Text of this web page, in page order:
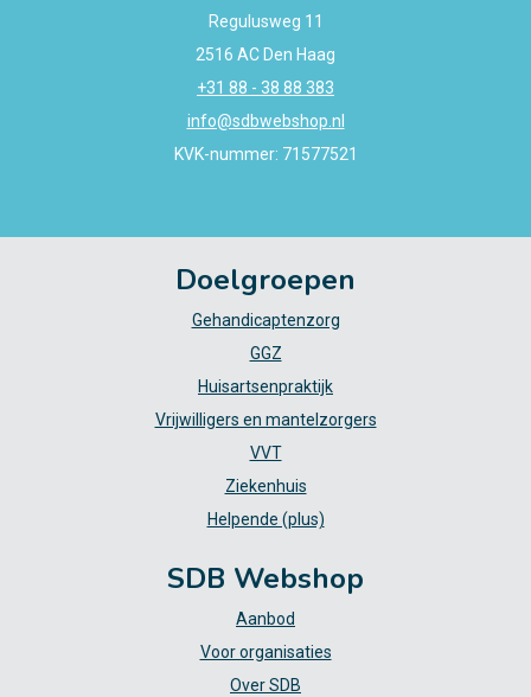
Regulusweg 11
2516 AC Den Haag
+31 88 - 38 88 383
info@sdbwebshop.nl
KVK-nummer: 71577521
Doelgroepen
Gehandicaptenzorg
GGZ
Huisartsenpraktijk
Vrijwilligers en mantelzorgers
VVT
Ziekenhuis
Helpende (plus)
SDB Webshop
Aanbod
Voor organisaties
Over SDB